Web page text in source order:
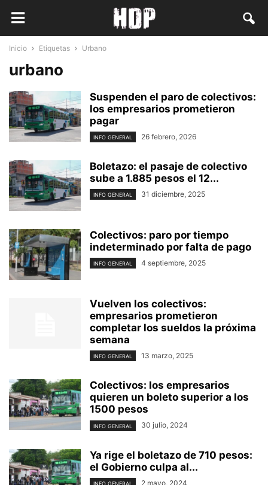
Inicio Etiquetas Urbano
urbano
Suspenden el paro de colectivos:
los empresarios prometieron
pagar
INFO GENERAL 26 febrero, 2026
Boletazo: el pasaje de colectivo
sube a 1.885 pesos el 12...
INFO GENERAL 31 diciembre, 2025
Colectivos: paro por tiempo
indeterminado por falta de pago
INFO GENERAL 4 septiembre, 2025
Vuelven los colectivos:
empresarios prometieron
completar los sueldos la próxima
semana
INFO GENERAL 13 marzo, 2025
Colectivos: los empresarios
quieren un boleto superior a los
1500 pesos
INFO GENERAL 30 julio, 2024
Ya rige el boletazo de 710 pesos:
el Gobierno culpa al...
INFO GENERAL 2 mayo, 2024